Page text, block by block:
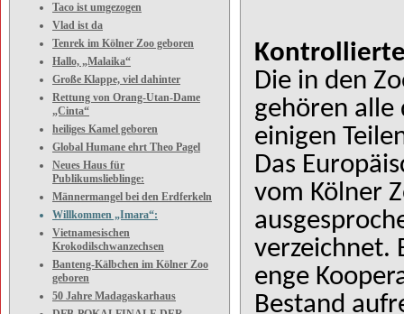
Taco ist umgezogen
Vlad ist da
Tenrek im Kölner Zoo geboren
Hallo, „Malaika“
Große Klappe, viel dahinter
Rettung von Orang-Utan-Dame
„Cinta“
heiliges Kamel geboren
Global Humane ehrt Theo Pagel
Neues Haus für
Publikumslieblinge:
Männermangel bei den Erdferkeln
Willkommen „Imara“:
Vietnamesischen
Krokodilschwanzechsen
Banteng-Kälbchen im Kölner Zoo
geboren
50 Jahre Madagaskarhaus
Die in den
gehören
einigen
Das
vom Kölner
verzeichnet.
enge
Bestand